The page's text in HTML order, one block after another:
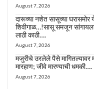
August 7, 2026
दारूच्या नशेत सासूच्या
शिवीगाळ…!सासू समजून
लाठी काठी….
August 7, 2026
मजुरीचे उरलेले पैसे मागितल्यावर
मारहाण; जीवे मारण्याची धमकी….
August 7, 2026